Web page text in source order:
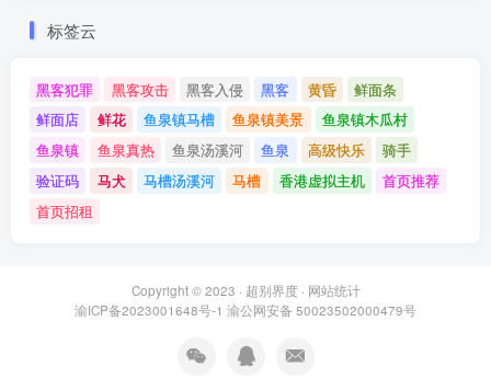
标签云
黑客犯罪 黑客攻击 黑客入侵 黑客 黄昏
鲜面条
鲜面店
鲜花 鱼泉镇马槽 鱼泉镇美景
鱼泉镇木瓜村
鱼泉镇
鱼泉真热 鱼泉汤溪河 鱼泉 高级快乐
骑手
验证码
马犬 马槽汤溪河 马槽 香港虚拟主机
首页推荐
首页招租
Copyright © 2023 · 超别界度· 网站统计
渝ICP备2023001648号-1 渝公网安备 50023502000479号